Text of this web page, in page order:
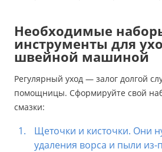
Необходимые
инструменты для
швейной машиной
Регулярный уход — залог долгой
помощницы. Сформируйте свой
смазки:
Щеточки и кисточки. Они
удаления ворса и пыли из-